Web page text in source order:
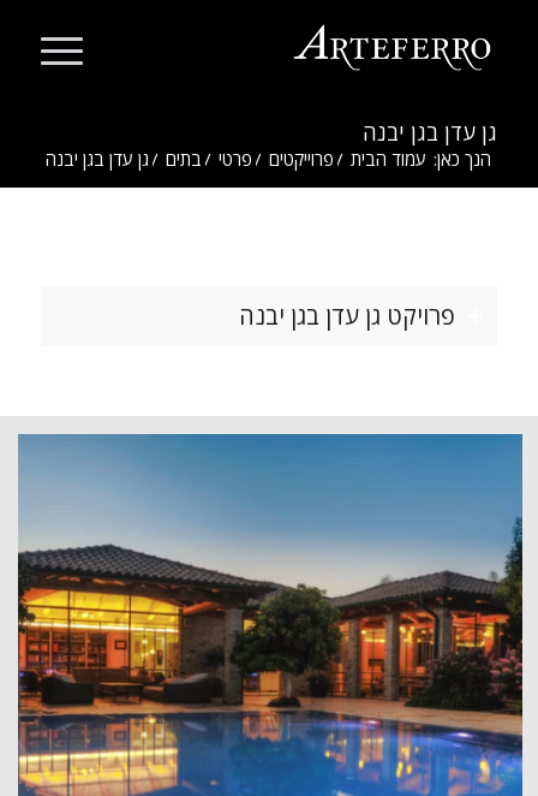
גן עדן בגן יבנה
הנך כאן: עמוד הבית / פרוייקטים / פרטי / בתים / גן עדן בגן יבנה
פרויקט גן עדן בגן יבנה